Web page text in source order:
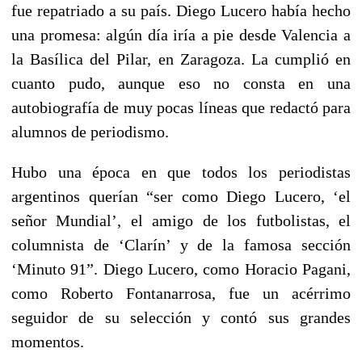
fue repatriado a su país. Diego Lucero había hecho
una promesa: algún día iría a pie desde Valencia a
la Basílica del Pilar, en Zaragoza. La cumplió en
cuanto pudo, aunque eso no consta en una
autobiografía de muy pocas líneas que redactó para
alumnos de periodismo.
Hubo una época en que todos los periodistas
argentinos querían “ser como Diego Lucero, ‘el
señor Mundial’, el amigo de los futbolistas, el
columnista de ‘Clarín’ y de la famosa sección
‘Minuto 91”. Diego Lucero, como Horacio Pagani,
como Roberto Fontanarrosa, fue un acérrimo
seguidor de su selección y contó sus grandes
momentos.